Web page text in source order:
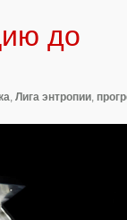
до
, Лига энтропии,